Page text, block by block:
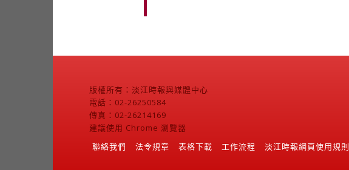
版權所有：淡江時報與媒體中心
電話：02-26250584
傳真：02-26214169
建議使用 Chrome 瀏覽器
聯絡我們
法令規章 表格下載 工作流程 淡江時報網頁使用規則